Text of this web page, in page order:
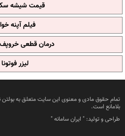
قیمت شیشه
فیلم آپنه
درمان قطعی
لیزر فوتونا
تمام حقوق مادی و معنوی این سایت متعلق به بولتن
بلامانع است.
طراحی و تولید: " ایران سامانه"